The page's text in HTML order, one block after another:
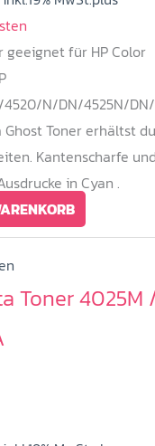
geeignet für HP Color
N/DN/4525N/
Ghost Toner erhältst
Kantenscharfe
in Cyan .
Toner 4025M